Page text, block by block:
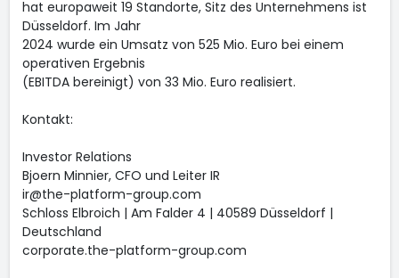
hat europaweit 19 Standorte, Sitz des Unternehmens ist
Düsseldorf. Im Jahr
2024 wurde ein Umsatz von 525 Mio. Euro bei einem
operativen Ergebnis
(EBITDA bereinigt) von 33 Mio. Euro realisiert.
Kontakt:
Investor Relations
Bjoern Minnier, CFO und Leiter IR
ir@the-platform-group.com
Schloss Elbroich | Am Falder 4 | 40589 Düsseldorf |
Deutschland
corporate.the-platform-group.com